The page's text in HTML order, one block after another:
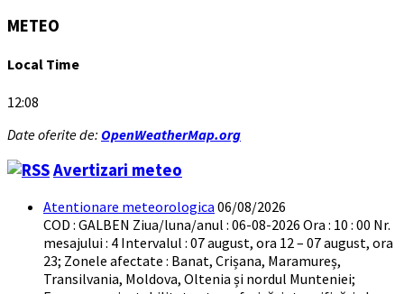
METEO
Local Time
12:08
Date oferite de: OpenWeatherMap.org
Avertizari meteo
Atentionare meteorologica 06/08/2026
COD : GALBEN Ziua/luna/anul : 06-08-2026 Ora : 10 : 00 Nr.
mesajului : 4 Intervalul : 07 august, ora 12 – 07 august, ora
23; Zonele afectate : Banat, Crișana, Maramureș,
Transilvania, Moldova, Oltenia și nordul Munteniei;